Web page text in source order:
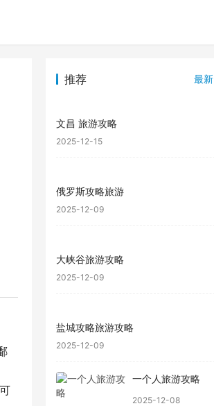
推荐 最新
文昌 旅游攻略
2025-12-15
俄罗斯攻略旅游
2025-12-09
大峡谷旅游攻略
2025-12-09
盐城攻略旅游攻略
2025-12-09
一个人旅游攻略
2025-12-08